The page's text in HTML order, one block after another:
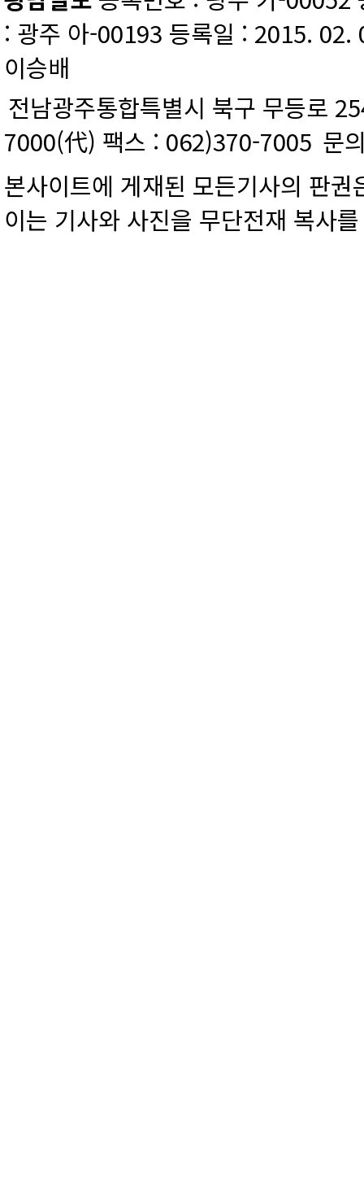
: 광주 아-00193 등록일 : 2015.
이승배
전남광주통합특별시 북구 무등로
7000(代) 팩스 : 062)370-7005 문
본사이트에 게재된 모든기사의 판
이는 기사와 사진을 무단전재 복사